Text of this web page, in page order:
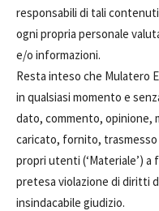
responsabili di tali
ogni propria personale
e/o informazioni.
Resta inteso che Mulatero
in qualsiasi momento e
dato, commento, opinione,
caricato, fornito,
propri utenti (‘Materiale’) a
pretesa violazione di diritti
insindacabile giudizio.